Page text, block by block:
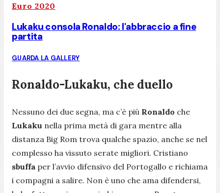
Euro 2020
Lukaku consola Ronaldo: l'abbraccio a fine
partita
GUARDA LA GALLERY
Ronaldo-Lukaku, che duello
Nessuno dei due segna, ma c’è più Ronaldo che
Lukaku nella prima metà di gara mentre alla
distanza Big Rom trova qualche spazio, anche se nel
complesso ha vissuto serate migliori. Cristiano
sbuffa per l’avvio difensivo del Portogallo e richiama
i compagni a salire. Non è uno che ama difendersi,